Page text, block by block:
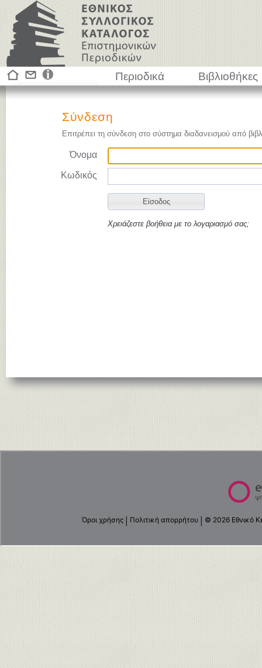
Περιοδικά Βιβλιοθήκες
Σύνδεση
Επιτρέπει τη σύνδεση στο σύστημα διαδανεισμού από
Όνομα
Κωδικός
Χρειάζεστε βοήθεια με το λογαριασμό σας;